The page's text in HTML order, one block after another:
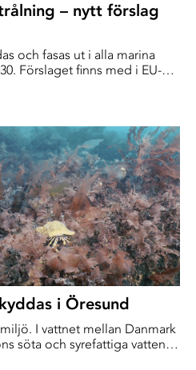
– nytt förslag
och fasas ut i alla marina
Förslaget finns med i EU-
i Öresund
I vattnet mellan Danmark
söta och syrefattiga vatten